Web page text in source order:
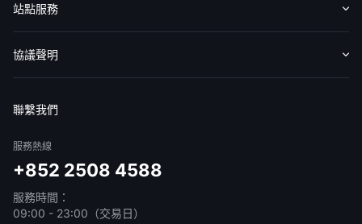
認識華盛
媒體報導
意見反饋
站點服務
收費標準
交易工具
幫助中心
協議聲明
聯繫我們
服務熱線
+852 2508 4588
服務時間：
09:00 - 23:00（交易日）